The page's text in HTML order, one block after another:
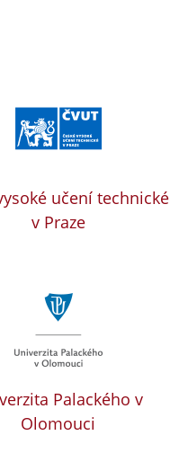
učení technické
v Praze
Palackého v
Olomouci